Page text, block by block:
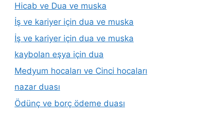
Hicab ve Dua ve muska
İş ve kariyer için dua ve muska
İş ve kariyer için dua ve muska
kaybolan eşya için dua
Medyum hocaları ve Cinci hocaları
nazar duası
Ödünç ve borç ödeme duası